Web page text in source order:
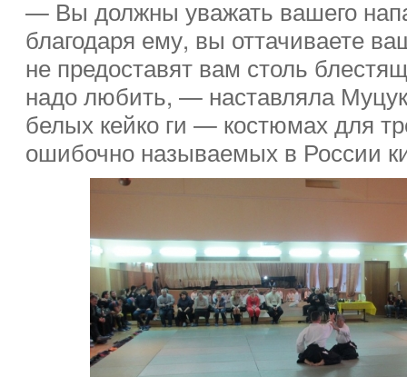
— Вы должны уважать вашего
благодаря ему, вы оттачиваете
не предоставят вам столь
надо любить, — наставляла
белых кейко ги — костюмах для
ошибочно называемых в России